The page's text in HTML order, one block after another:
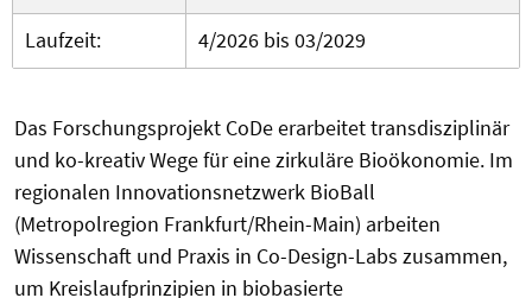
Laufzeit:
4/2026 bis 03/2029
Das Forschungsprojekt CoDe erarbeitet transdisziplinär
und ko-kreativ Wege für eine zirkuläre Bioökonomie. Im
regionalen Innovationsnetzwerk BioBall
(Metropolregion Frankfurt/Rhein-Main) arbeiten
Wissenschaft und Praxis in Co-Design-Labs zusammen,
um Kreislaufprinzipien in biobasierte